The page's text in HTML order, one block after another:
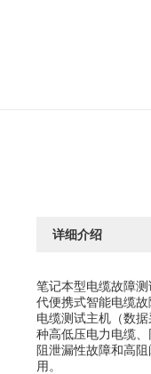
详细介绍
笔记本型电缆故障
代便携式智能电缆
电缆测试主机（数
种高低压电力电缆
阻泄漏性故障和高
用。